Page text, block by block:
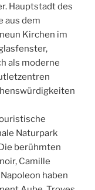
Hauptstadt des
aus dem
Kirchen im
als moderne
Naturpark
berühmten
Camille
haben